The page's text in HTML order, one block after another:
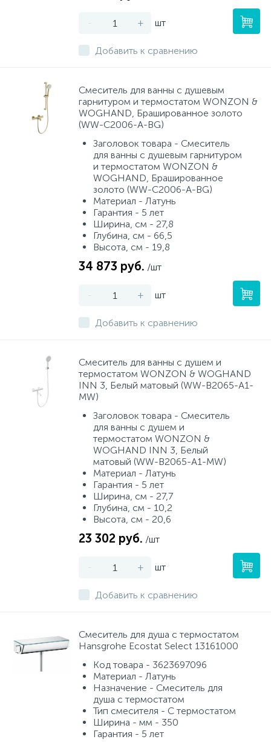
- + шт
Добавить к сравнению
Смеситель для ванны с душевым
гарнитуром и термостатом WONZON &
WOGHAND, Брашированное золото
(WW-C2006-A-BG)
Заголовок товара - Смеситель
для ванны с душевым гарнитуром
и термостатом WONZON &
WOGHAND, Брашированное
золото (WW-C2006-A-BG)
Материал - Латунь
Гарантия - 5 лет
Ширина, см - 27,8
Глубина, см - 66,5
Высота, см - 19,8
34 873 руб. /шт
- + шт
Добавить к сравнению
Смеситель для ванны с душем и
термостатом WONZON & WOGHAND
INN 3, Белый матовый (WW-B2065-A1-
MW)
Заголовок товара - Смеситель
для ванны с душем и
термостатом WONZON &
WOGHAND INN 3, Белый
матовый (WW-B2065-A1-MW)
Материал - Латунь
Гарантия - 5 лет
Ширина, см - 27,7
Глубина, см - 10,2
Высота, см - 20,6
23 302 руб. /шт
- + шт
Добавить к сравнению
Смеситель для душа с термостатом
Нansgrohe Ecostat Select 13161000
Код товара - 3623697096
Материал - Латунь
Назначение - Смеситель для
душа с термостатом
Тип смесителя - С термостатом
Ширина - мм - 350
Гарантия - 5 лет